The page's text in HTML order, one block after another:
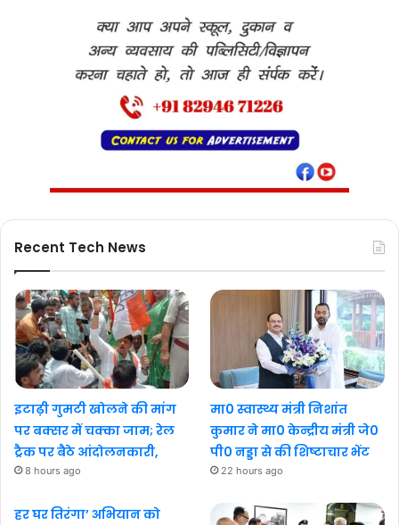
Recent Tech News
इटाढ़ी गुमटी खोलने की मांग
पर बक्सर में चक्का जाम; रेल
ट्रैक पर बैठे आंदोलनकारी,
8 hours ago
मा0 स्वास्थ्य मंत्री निशांत
कुमार ने मा0 केन्द्रीय मंत्री जे0
पी0 नड्डा से की शिष्टाचार भेंट
22 hours ago
हर घर तिरंगा’ अभियान को